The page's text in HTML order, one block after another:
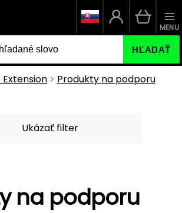
HĽADAŤ
MENU
Extension
Produkty na podporu
Ukázať filter
na podporu